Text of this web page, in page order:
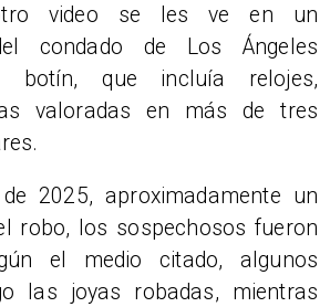
video se les ve en un
condado de Los Ángeles
botín, que incluía relojes,
valoradas en más de tres
2025, aproximadamente un
robo, los sospechosos fueron
el medio citado, algunos
las joyas robadas, mientras